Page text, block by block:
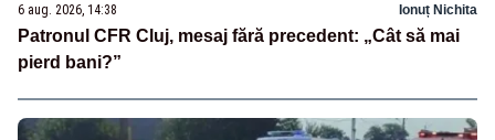
6 aug. 2026, 14:38 Ionuț Nichita
Patronul CFR Cluj, mesaj fără precedent: „Cât să mai
pierd bani?”